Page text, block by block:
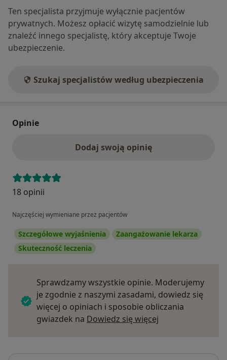
Ten specjalista przyjmuje wyłącznie pacjentów
prywatnych. Możesz opłacić wizytę samodzielnie lub
znaleźć innego specjalistę, który akceptuje Twoje
ubezpieczenie.
Szukaj specjalistów według ubezpieczenia
Opinie
Dodaj swoją opinię
18 opinii
Najczęściej wymieniane przez pacjentów
Szczegółowe wyjaśnienia
Zaangażowanie lekarza
Skuteczność leczenia
Sprawdzamy wszystkie opinie. Moderujemy
je zgodnie z naszymi zasadami, dowiedz się
więcej o opiniach i sposobie obliczania
gwiazdek na Dowiedz się więcej